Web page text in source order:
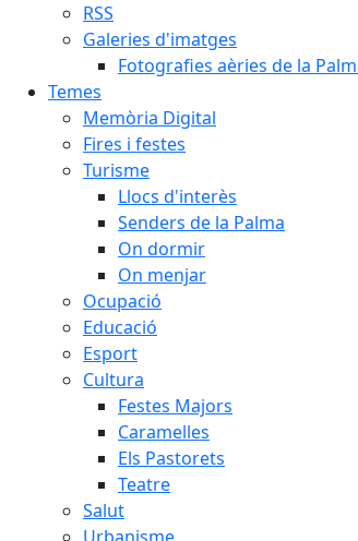
RSS
Galeries d'imatges
Fotografies aèries de la
Temes
Memòria Digital
Fires i festes
Turisme
Llocs d'interès
Senders de la Palma
On dormir
On menjar
Ocupació
Educació
Esport
Cultura
Festes Majors
Caramelles
Els Pastorets
Teatre
Salut